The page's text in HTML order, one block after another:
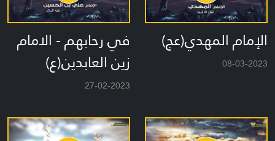
الإمام المهدي(عج)
08-03-2023
في رحابهم - الامام
زين العابدين(ع)
27-02-2023